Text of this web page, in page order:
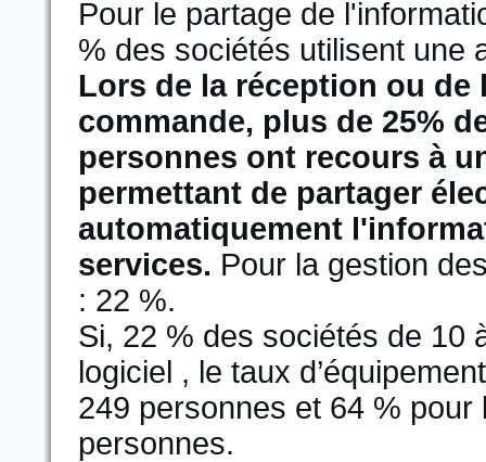
Pour le partage de
% des sociétés utilisent une
Lors de la réception ou
commande, plus de 25%
personnes ont recours à
permettant de partager
automatiquement
services. Pour la gestion
: 22 %.
Si, 22 % des sociétés de 10
logiciel , le taux
249 personnes et 64 %
personnes.